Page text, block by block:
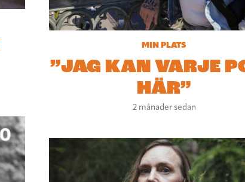
MIN PLATS
”JAG KAN VARJE
HÄR”
2 månader sedan